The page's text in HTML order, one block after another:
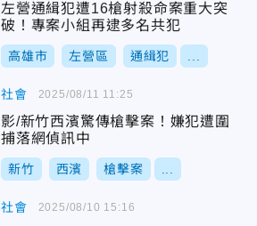
左營通緝犯遭16槍射殺命案重大突
破！專案小組再逮多名共犯
高雄市 左營區 通緝犯
社會
影/新竹西濱驚傳槍擊案！嫌犯遭圍
捕落網偵訊中
新竹 西濱 槍擊案
2025/08/11 11:25
社會 2025/08/10 15:16